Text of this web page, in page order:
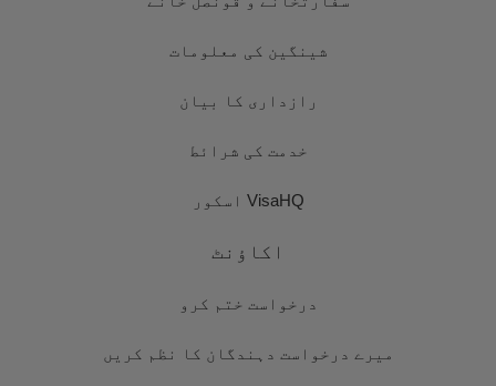
شینگین کی معلومات
رازداری کا بیان
خدمت کی شرائط
VisaHQ اسکور
اکاؤنٹ
درخواست ختم کرو
میرے درخواست دہندگان کا نظم کریں